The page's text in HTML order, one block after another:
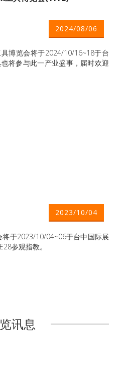
2024/08/06
博览会将于2024/10/16~18于台
将参与此一产业盛事，届时欢迎
2023/10/04
于2023/10/04~06于台中国际展
参观指教。
讯息